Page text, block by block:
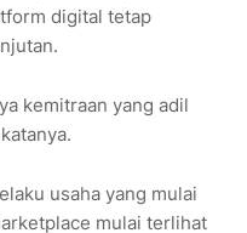
digital tetap
kemitraan yang adil
usaha yang mulai
mulai terlihat